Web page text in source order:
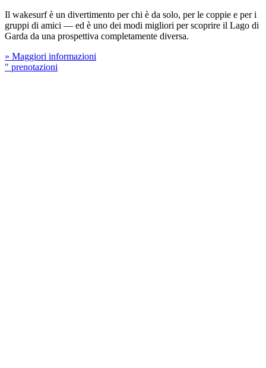
Il wakesurf è un divertimento per chi è da solo, per le coppie e per i
gruppi di amici — ed è uno dei modi migliori per scoprire il Lago di
Garda da una prospettiva completamente diversa.
» Maggiori informazioni
" prenotazioni